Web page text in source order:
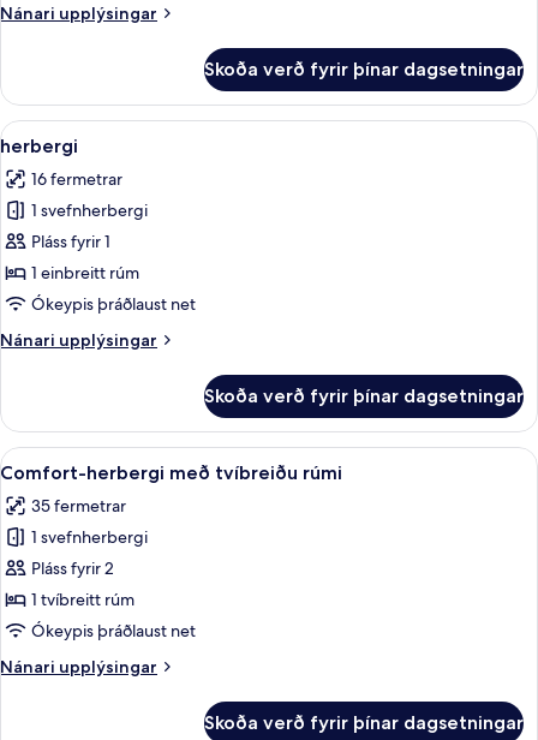
rúmi
Nánari upplýsingar
Nánari
herbergi
með
tvíbreiðu
Skoða verð fyrir þínar dagsetningar
Skoða
allar
myndir
fyrir
herbergi
Öryggishólf í herbergi, skrifborð,
5
herbergi
16 fermetrar
1 svefnherbergi
Pláss fyrir 1
1 einbreitt rúm
Ókeypis þráðlaust net
Nánari upplýsingar
Nánari
Skoða verð fyrir þínar dagsetningar
Skoða
allar
myndir
fyrir
Comfort-
herbergi
með
rúmi
Comfort-herbergi með tvíbreiðu
11
Comfort-herbergi með tvíbreiðu rúmi
35 fermetrar
1 svefnherbergi
Pláss fyrir 2
1 tvíbreitt rúm
Ókeypis þráðlaust net
Nánari upplýsingar
Nánari
Skoða verð fyrir þínar dagsetningar